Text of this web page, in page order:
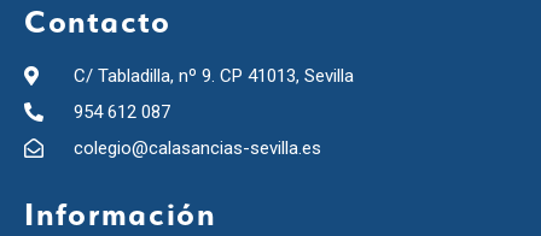
Contacto
C/ Tabladilla, nº 9. CP 41013, Sevilla
954 612 087
colegio@calasancias-sevilla.es
Información